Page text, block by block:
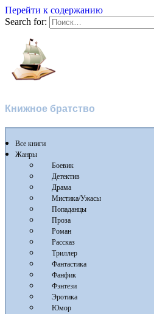
Перейти к содержанию
Search for:
Книжное братство
Все книги
Жанры
Боевик
Детектив
Драма
Мистика/Ужасы
Попаданцы
Проза
Роман
Рассказ
Триллер
Фантастика
Фанфик
Фэнтези
Эротика
Юмор